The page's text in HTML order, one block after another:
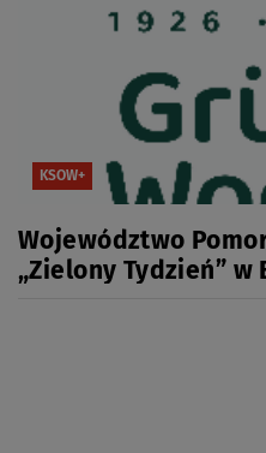
KSOW+
Województwo
„Zielony Tydzień” w